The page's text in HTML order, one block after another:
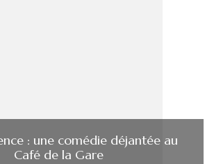
: une comédie déjantée au
Café de la Gare